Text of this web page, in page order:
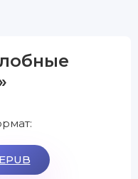
EPUB